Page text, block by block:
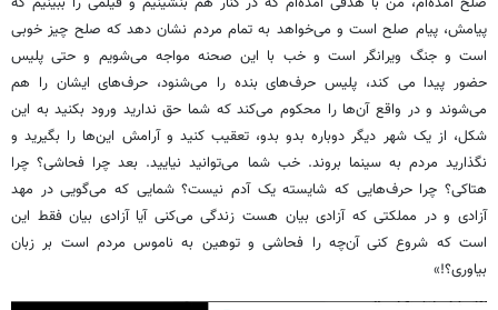
پیامش، پیام صلح است و می‌خواهد به تمام مردم نشان دهد که صلح چیز خوبی
است و جنگ ویرانگر است و خب با این صحنه مواجه می‌شویم و حتی پلیس
حضور پیدا می کند، پلیس حرف‌های بنده را می‌شنود، حرف‌های ایشان را هم
می‌شوند و در واقع آن‌ها را محکوم می‌کند که شما حق ندارید ورود بکنید به این
شکل، از یک شهر دیگر دوباره بدو بدو، تعقیب کنید و آرامش این‌ها را بگیرید و
نگذارید مردم به سینما بروند. خب شما می‌توانید نیایید. بعد چرا فحاشی؟ چرا
هتاکی؟ چرا حرف‌هایی که شایسته یک آدم نیست؟ شمایی که می‌گویی در مهد
آزادی و در مملکتی که آزادی بیان هست زندگی می‌کنی آیا آزادی بیان فقط این
است که شروع کنی آن‌چه را فحاشی و توهین به ناموس مردم است بر زبان
بیاوری؟!»